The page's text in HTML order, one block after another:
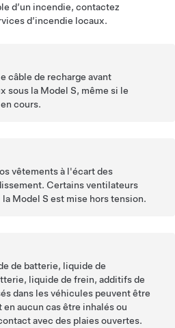
d’un incendie, contactez
d’incendie locaux.
câble de recharge avant
sous la Model S, même si le
cours.
vêtements à l'écart des
Certains ventilateurs
la Model S est mise hors tension.
de batterie, liquide de
liquide de frein, additifs de
dans les véhicules peuvent être
aucun cas être inhalés ou
avec des plaies ouvertes.